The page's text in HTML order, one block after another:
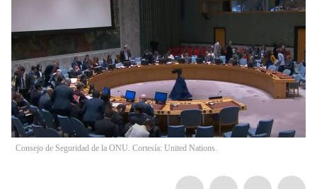
Consejo de Seguridad de la ONU. Cortesía: United Nations.